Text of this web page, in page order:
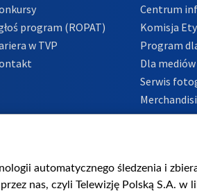
program (ROPAT)
w TVP
Centrum
Komisja
Program
Dla mediów
Serwis
Polityka
automatycznego śledzenia i
nas, czyli Telewizję Polską S.A. w